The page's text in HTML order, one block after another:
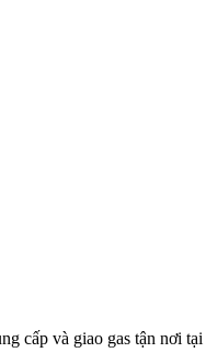
cấp và giao gas tận nơi tại